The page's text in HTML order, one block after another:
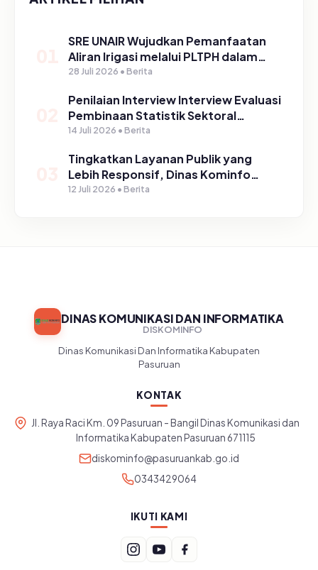
SRE UNAIR Wujudkan Pemanfaatan
Aliran Irigasi melalui PLTPH dalam
Program TIRTA PELITA di Desa
28 Juli 2026 • Berita
Penilaian Interview Interview Evaluasi
Pembinaan Statistik Sektoral
Kabupaten Pasuruan
14 Juli 2026 • Berita
Tingkatkan Layanan Publik yang
Lebih Responsif, Dinas Kominfo
Gelar Sosialisasi SP4N Lapor di
12 Juli 2026 • Berita
DINAS KOMUNIKASI DAN INFORMATIKA
DISKOMINFO
Dinas Komunikasi Dan Informatika Kabupaten
Pasuruan
KONTAK
Jl. Raya Raci Km. 09 Pasuruan - Bangil Dinas Komunikasi dan
Informatika Kabupaten Pasuruan 671115
diskominfo@pasuruankab.go.id
0343429064
IKUTI KAMI